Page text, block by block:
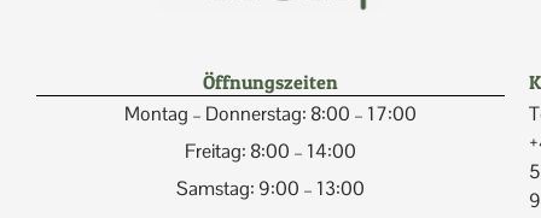
Öffnungszeiten
Montag – Donnerstag: 8:00 – 17:00
Freitag: 8:00 – 14:00
Samstag: 9:00 – 13:00